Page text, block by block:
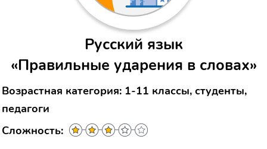
Русский язык
«Правильные ударения в словах»
Возрастная категория: 1-11 классы, студенты,
педагоги
Сложность: